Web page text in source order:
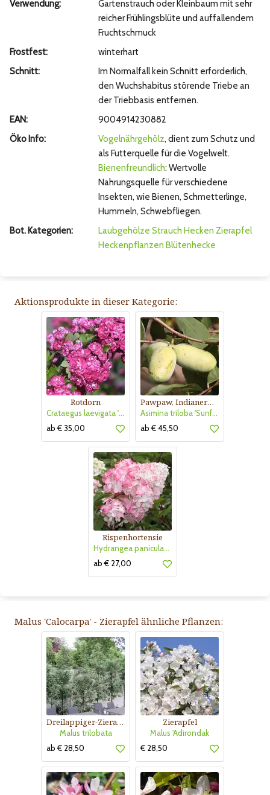
Verwendung:
Gartenstrauch oder Kleinbaum mit sehr
reicher Frühlingsblüte und auffallendem
Fruchtschmuck
Frostfest:
winterhart
Schnitt:
Im Normalfall kein Schnitt erforderlich,
den Wuchshabitus störende Triebe an
der Triebbasis entfernen.
EAN:
9004914230882
Öko Info:
Vogelnährgehölz, dient zum Schutz und
als Futterquelle für die Vogelwelt.
Bienenfreundlich: Wertvolle
Nahrungsquelle für verschiedene
Insekten, wie Bienen, Schmetterlinge,
Hummeln, Schwebfliegen.
Bot. Kategorien:
Laubgehölze Strauch Hecken Zierapfel
Heckenpflanzen Blütenhecke
Aktionsprodukte in dieser Kategorie:
Rotdorn
Crataegus laevigata 'Pauls Scarlet'
ab € 35,00
Pawpaw, Indianerbanane
Asimina triloba 'Sunflower'
ab € 45,50
Rispenhortensie
Hydrangea paniculata 'Vanille Fraise'
ab € 27,00
Malus 'Calocarpa' - Zierapfel ähnliche Pflanzen:
Dreilappiger-Zierapfel
Malus trilobata
ab € 28,50
Zierapfel
Malus 'Adirondak
€ 28,50